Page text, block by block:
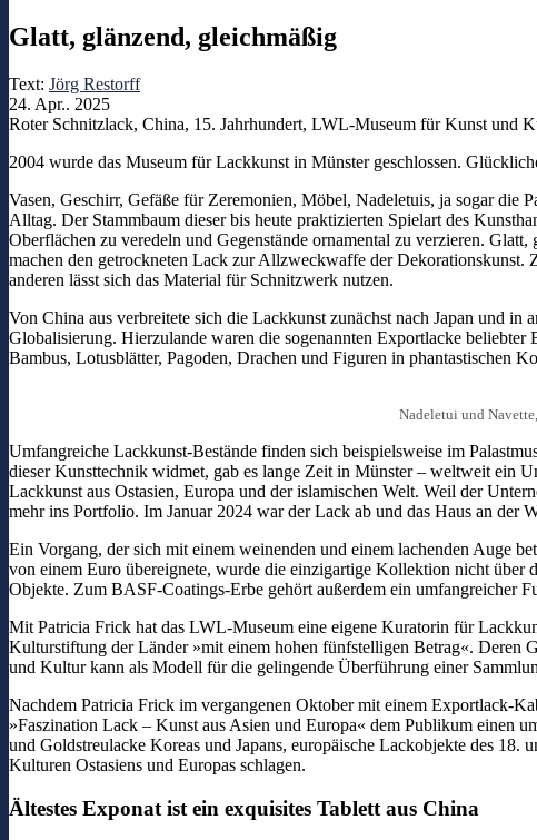
Glatt, glänzend, gleichmäßig
Text: Jörg Restorff
24. Apr.. 2025
Roter Schnitzlack, China, 15. Jahrhundert, LWL-Museum für Kunst und
2004 wurde das Museum für Lackkunst in Münster geschlossen.
Vasen, Geschirr, Gefäße für Zeremonien, Möbel, Nadeletuis, ja sogar die
Alltag. Der Stammbaum dieser bis heute praktizierten Spielart des
Oberflächen zu veredeln und Gegenstände ornamental zu verzieren.
machen den getrockneten Lack zur Allzweckwaffe der
anderen lässt sich das Material für Schnitzwerk nutzen.
Von China aus verbreitete sich die Lackkunst zunächst nach Japan und in
Globalisierung. Hierzulande waren die sogenannten Exportlacke
Bambus, Lotusblätter, Pagoden, Drachen und Figuren in phantastischen
Nadeletui und
Umfangreiche Lackkunst-Bestände finden sich beispielsweise im
dieser Kunsttechnik widmet, gab es lange Zeit in Münster – weltweit ein
Lackkunst aus Ostasien, Europa und der islamischen Welt. Weil der
mehr ins Portfolio. Im Januar 2024 war der Lack ab und das Haus an der
Ein Vorgang, der sich mit einem weinenden und einem lachenden Auge
von einem Euro übereignete, wurde die einzigartige Kollektion nicht
Objekte. Zum BASF-Coatings-Erbe gehört außerdem ein umfangreicher
Mit Patricia Frick hat das LWL-Museum eine eigene Kuratorin für
Kulturstiftung der Länder »mit einem hohen fünfstelligen Betrag«. Deren
und Kultur kann als Modell für die gelingende Überführung einer
Nachdem Patricia Frick im vergangenen Oktober mit einem Exportlack-
»Faszination Lack – Kunst aus Asien und Europa« dem Publikum einen
und Goldstreulacke Koreas und Japans, europäische Lackobjekte des 18.
Kulturen Ostasiens und Europas schlagen.
Ältestes Exponat ist ein exquisites Tablett aus China